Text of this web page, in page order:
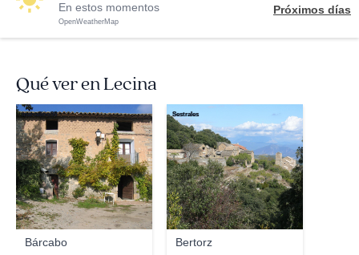
En estos momentos
OpenWeatherMap
Próximos días
Qué ver en Lecina
Bárcabo
marcelino98
Bertorz
Sestrales